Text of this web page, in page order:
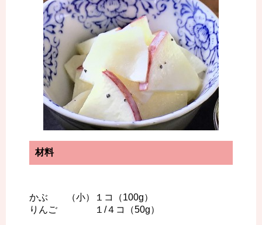
材料
かぶ （小）１コ（100g）
りんご １/４コ（50g）